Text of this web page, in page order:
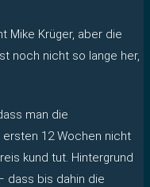
Mike Krüger, aber die
noch nicht so lange her,
man die
12 Wochen nicht
kund tut. Hintergrund
dass bis dahin die